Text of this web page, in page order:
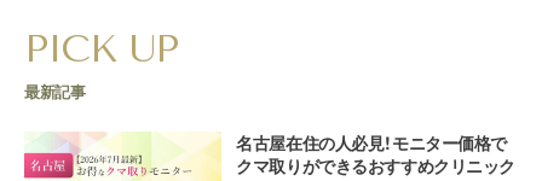
PICK UP
最新記事
名古屋在住の人必見！モニター価格で
クマ取りができるおすすめクリニック